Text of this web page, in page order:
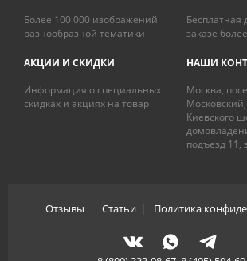
Более 100 000 изображений
разнообразной тематики
Бесплатная
заказе
АКЦИИ И СКИДКИ
Информация о специальных
скидках и акциях на товар
НАШИ
Москва,
Киевского
подъезд 11,
Отзывы Статьи| Политика